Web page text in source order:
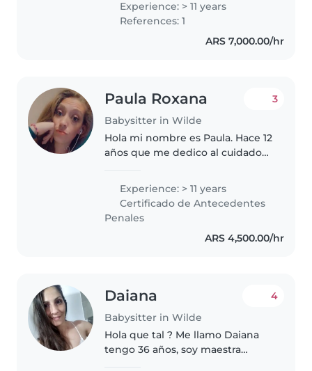
hijas y ahora a mis nietas. Mis
Experience: > 11 years
References: 1
ARS 7,000.00/hr
Paula Roxana
Babysitter in Wilde
3
Hola mi nombre es Paula. Hace 12
años que me dedico al cuidado
atenta,paciente,responsable y
respetuosa. Puedo ayudar con la
tarea. No tengo problema en..
Experience: > 11 years
Certificado de Antecedentes
Penales
ARS 4,500.00/hr
Daiana
Babysitter in Wilde
4
Hola que tal ? Me llamo Daiana
tengo 36 años, soy maestra